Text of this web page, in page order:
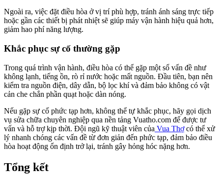
Ngoài ra, việc đặt điều hòa ở vị trí phù hợp, tránh ánh sáng trực tiếp
hoặc gần các thiết bị phát nhiệt sẽ giúp máy vận hành hiệu quả hơn,
giảm hao phí năng lượng.
Khắc phục sự cố thường gặp
Trong quá trình vận hành, điều hòa có thể gặp một số vấn đề như
không lạnh, tiếng ồn, rò rỉ nước hoặc mất nguồn. Đầu tiên, bạn nên
kiểm tra nguồn điện, dây dẫn, bộ lọc khí và đảm bảo không có vật
cản che chắn phần quạt hoặc dàn nóng.
Nếu gặp sự cố phức tạp hơn, không thể tự khắc phục, hãy gọi dịch
vụ sửa chữa chuyên nghiệp qua nền tảng Vuatho.com để được tư
vấn và hỗ trợ kịp thời. Đội ngũ kỹ thuật viên của Vua Thợcó thể xử
lý nhanh chóng các vấn đề từ đơn giản đến phức tạp, đảm bảo điều
hòa hoạt động ổn định trở lại, tránh gây hỏng hóc nặng hơn.
Tổng kết